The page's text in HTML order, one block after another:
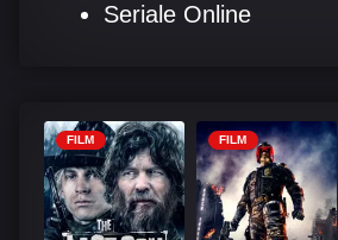
Seriale Online
FILM FILM